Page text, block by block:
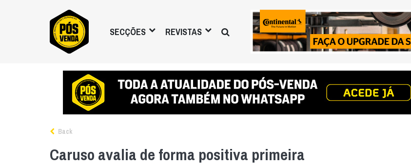
SECÇÕES REVISTAS
Back
Caruso avalia de forma positiva primeira